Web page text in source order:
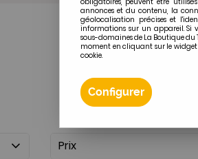
Prix
annonces et du contenu, la
géolocalisation précises et
informations sur un appareil. Si
sous-domaines de La Boutique
moment en cliquant sur le widget
cookie.
Configurer